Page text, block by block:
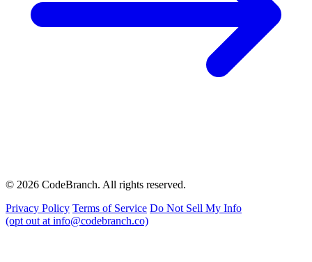
© 2026 CodeBranch. All rights reserved.
Privacy Policy Terms of Service Do Not Sell My Info
(opt out at info@codebranch.co)